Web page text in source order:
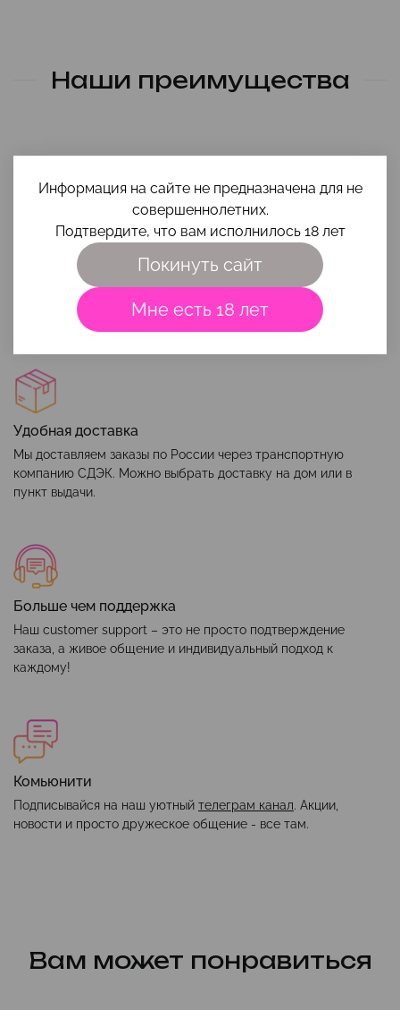
Наши преимущества
Помощь в выборе
Чтобы игрушка и интимная косметика вам максимально
подошли, приходи на
или напиши свой вопрос
smehigrehsexshop@gmail.com.
Удобная доставка
Мы доставляем заказы по России через транспортную
компанию СДЭК. Можно выбрать доставку на дом или в
пункт выдачи.
Больше чем поддержка
Наш customer support – это не просто подтверждение
заказа, а живое общение и индивидуальный подход к
каждому!
Комьюнити
Подписывайся на наш уютный телеграм канал. Акции,
новости и просто дружеское общение - все там.
Вам может понравиться
Информация на сайте не предназначена для не
совершеннолетних.
Подтвердите, что вам исполнилось 18 лет
Покинуть сайт
Мне есть 18 лет